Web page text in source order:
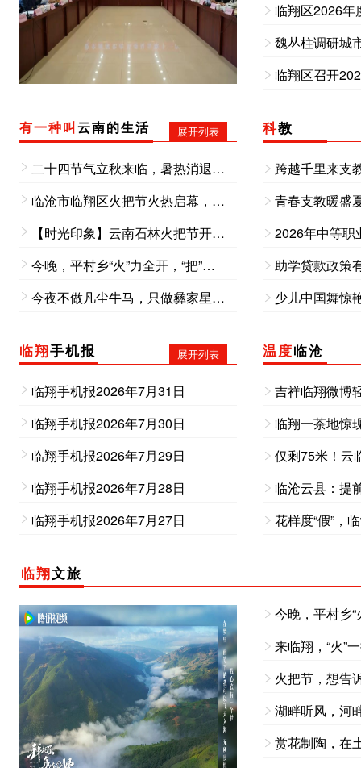
临翔区2026年
临翔区召开
有一种叫云南的生活 展开列表
二十四节气立秋来临，暑热消退，云南省临沧市临翔区平村乡迎来一年一度彝族火把节。火种在村民手中依次传递，点点星火连成蜿蜒火龙，点亮整个村寨。
临沧市临翔区火把节火热启幕，熊熊篝火点亮夜色，各族群众牵手踏歌，现场人声鼎沸，氛围感拉满。
【时光印象】云南石林火把节开启万人狂欢模式
今晚，平村乡“火”力全开，“把”快乐点燃！
今夜不做凡尘牛马，只做彝家星火，放下日常忙碌，围着篝火尽情起舞，以漫天火光，热烈欢度民族佳节。
科教
跨越千里来支
青春支教暖盛
助学贷款政策
少儿中国舞惊
临翔手机报 展开列表
临翔手机报2026年7月31日
临翔手机报2026年7月30日
临翔手机报2026年7月29日
临翔手机报2026年7月28日
临翔手机报2026年7月27日
温度临沧
吉祥临翔微博
临翔一茶地惊
仅剩75米！云
临沧云县：提
花样度“假”，
临翔文旅
今晚，平村乡“
来临翔，“火”
火把节，想告
湖畔听风，河
赏花制陶，在